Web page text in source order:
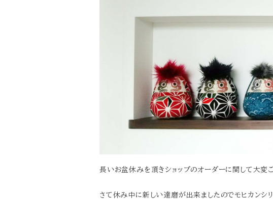
長いお盆休みを頂きショップのオーダーに関して大変
さて休み中に新しい達磨が出来ましたのでモヒカンシ